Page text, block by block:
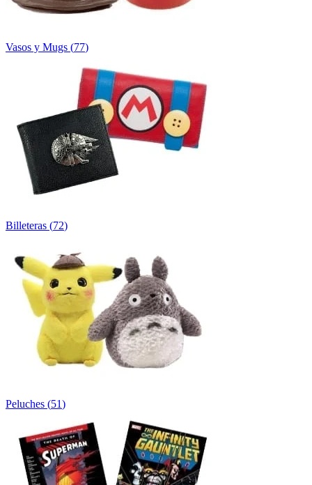
Vasos y Mugs (77)
Billeteras (72)
Peluches (51)